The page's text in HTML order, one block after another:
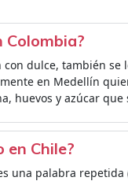
Colombia?
con dulce, también
en Medellín
huevos y azúcar que
en Chile?
una palabra